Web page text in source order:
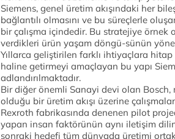
Siemens, genel üretim akışındaki her
bağlantılı olmasını ve bu süreçlerle
bir çalışma içindedir. Bu stratejiye örnek
verdikleri ürün yaşam döngü-sünün
Yıllarca geliştirilen farklı ihtiyaçlara
haline getirmeyi amaçlayan bu yapı
adlandırılmaktadır.
Bir diğer önemli Sanayi devi olan
olduğu bir üretim akışı üzerine
Rexroth fabrikasında denenen pilot
yapan insan faktörünün aynı iletişim
sonraki hedefi tüm dünyada üretimi